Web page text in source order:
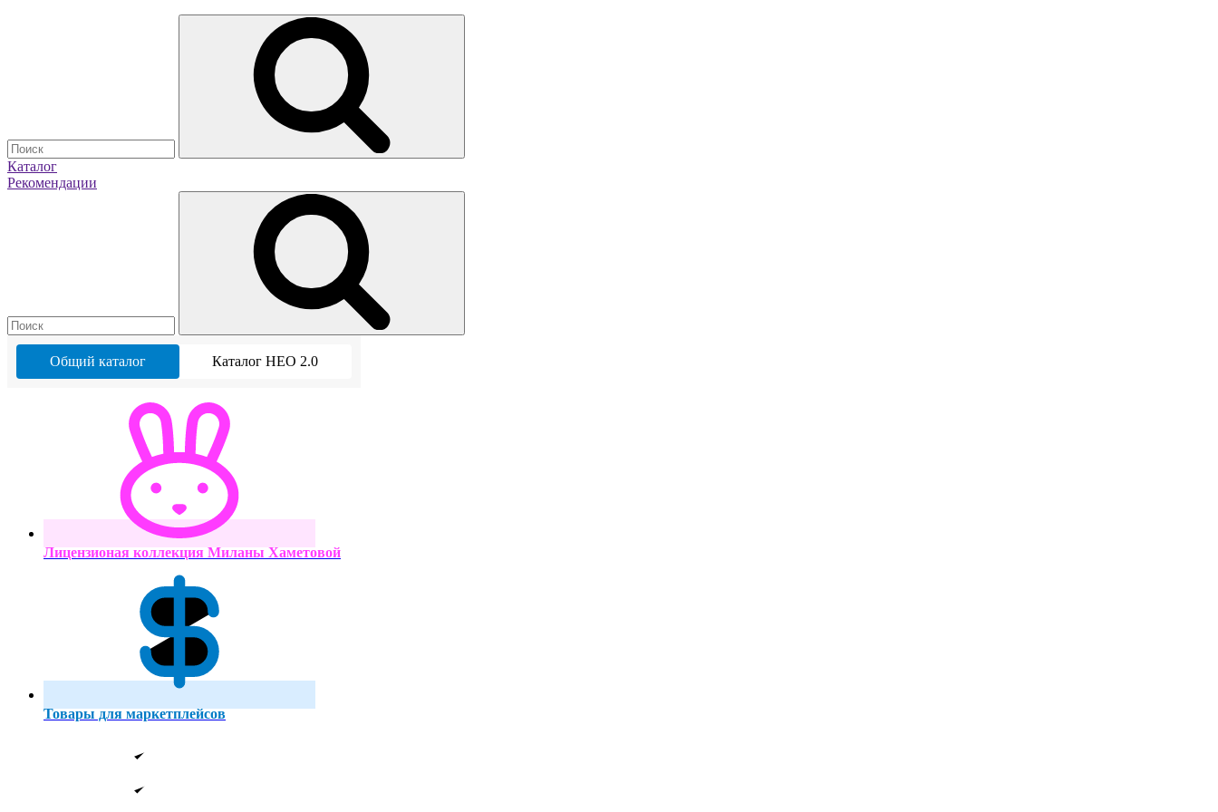
Каталог
Рекомендации
Общий каталог Каталог НЕО 2.0
Лицензионая коллекция Миланы Хаметовой
Товары для маркетплейсов